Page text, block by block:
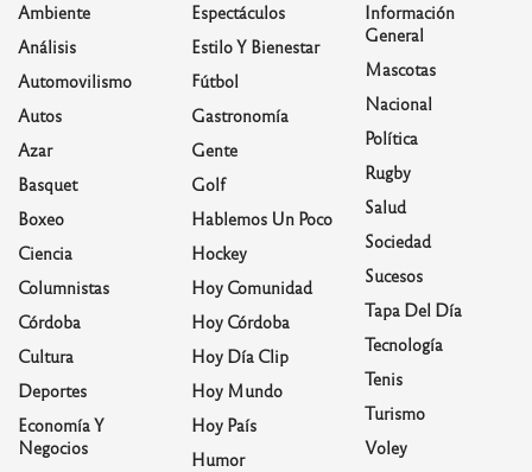
Ambiente
Análisis
Automovilismo
Autos
Azar
Basquet
Boxeo
Ciencia
Columnistas
Córdoba
Cultura
Deportes
Economía Y
Negocios
Espectáculos
Estilo Y Bienestar
Fútbol
Gastronomía
Gente
Golf
Hablemos Un Poco
Hockey
Hoy Comunidad
Hoy Córdoba
Hoy Día Clip
Hoy Mundo
Hoy País
Humor
Información
General
Mascotas
Nacional
Política
Rugby
Salud
Sociedad
Sucesos
Tapa Del Día
Tecnología
Tenis
Turismo
Voley